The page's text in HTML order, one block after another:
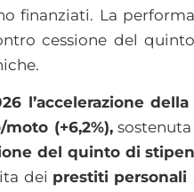
finanziati. La
cessione del
l’accelerazione
(+6,2%),
del quinto di
dei prestiti personali